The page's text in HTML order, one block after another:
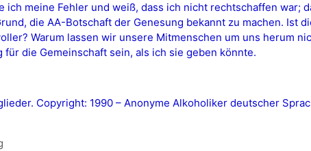
meine Fehler und weiß, dass ich nicht rechtschaffen war;
die AA-Botschaft der Genesung bekannt zu machen. Ist
Warum lassen wir unsere Mitmenschen um uns herum
die Gemeinschaft sein, als ich sie geben könnte.
Copyright: 1990 – Anonyme Alkoholiker deutscher